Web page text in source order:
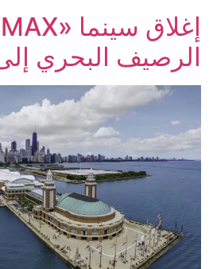
الرصيف البحري إلى